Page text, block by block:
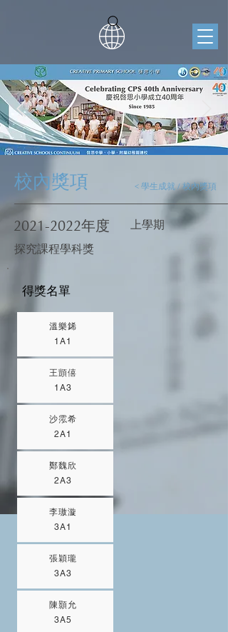
校內獎項 < 學生成就 / 校內獎項
2021-2022年度 上學期
探究課程學科獎
得獎名單
溫樂䤭
1A1
王顗僖
1A3
沙霐希
2A1
鄭魏欣
2A3
李璈漩
3A1
張穎瓏
3A3
陳顥允
3A5